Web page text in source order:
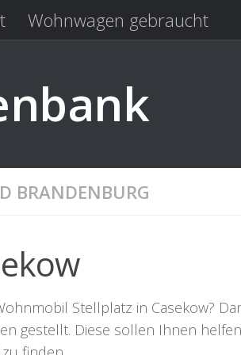
Wohnwagen gebraucht
BRANDENBURG
Stellplatz in Casekow?
gestellt. Diese sollen Ihnen